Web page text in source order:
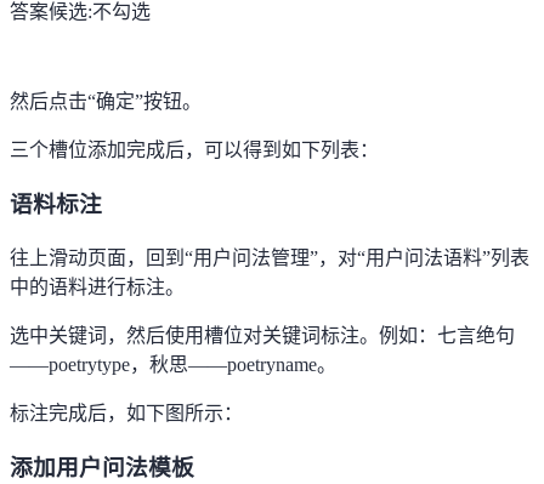
答案候选:不勾选
然后点击“确定”按钮。
三个槽位添加完成后，可以得到如下列表：
语料标注
往上滑动页面，回到 “用户问法管理”，对“用户问法语料”列表
中的语料进行标注。
选中关键词，然后使用槽位对关键词标注。例如：七言绝句
——poetrytype，秋思——poetryname。
标注完成后，如下图所示：
添加用户问法模板